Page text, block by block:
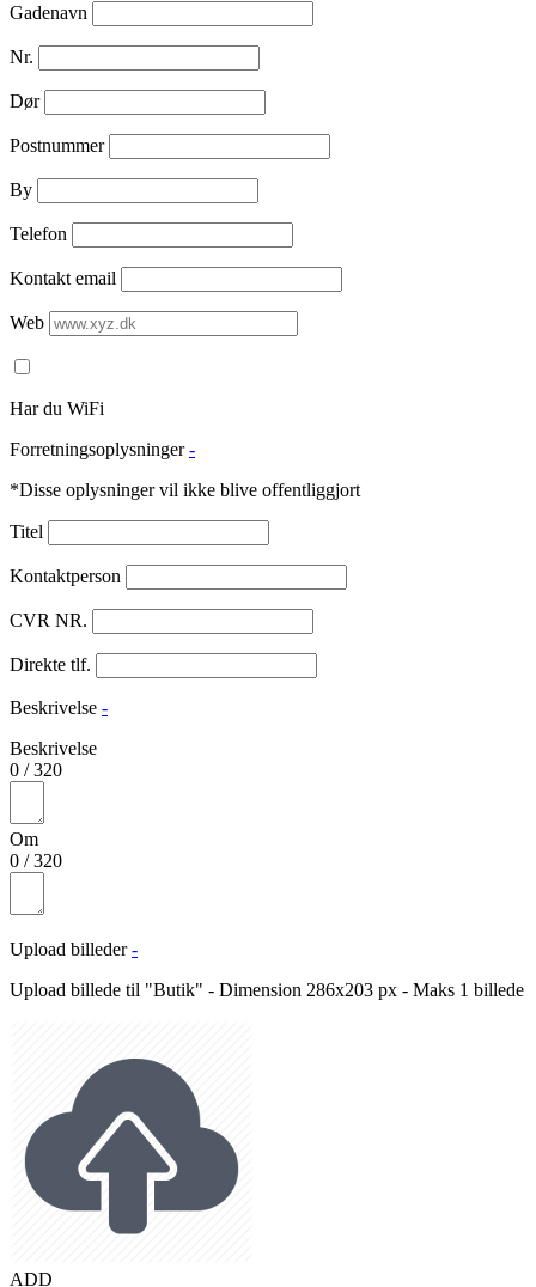
Gadenavn
Nr.
Dør
Postnummer
By
Telefon
Kontakt email
Web
Har du WiFi
Forretningsoplysninger -
*Disse oplysninger vil ikke blive offentliggjort
Titel
Kontaktperson
CVR NR.
Direkte tlf.
Beskrivelse -
Beskrivelse
0 /320
Om
0 /320
Upload billeder -
Upload billede til "Butik" - Dimension 286x203 px - Maks 1 billede
ADD